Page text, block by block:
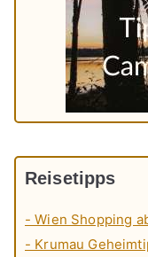
Reisetipps
- Wien Shopping
- Krumau